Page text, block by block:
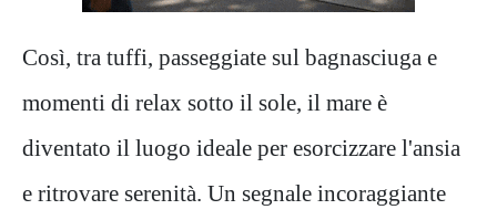
Così, tra tuffi, passeggiate sul bagnasciuga e
momenti di relax sotto il sole, il mare è
diventato il luogo ideale per esorcizzare l'ansia
e ritrovare serenità. Un segnale incoraggiante